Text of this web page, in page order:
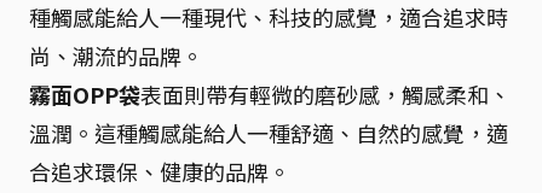
種觸感能給人一種現代、科技的感覺，適合追求時
尚、潮流的品牌。
霧面OPP袋表面則帶有輕微的磨砂感，觸感柔和、
溫潤。這種觸感能給人一種舒適、自然的感覺，適
合追求環保、健康的品牌。